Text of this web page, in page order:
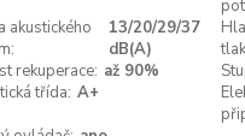
akustického
13/20/29/37
dB(A)
rekuperace: až 90%
třída: A+